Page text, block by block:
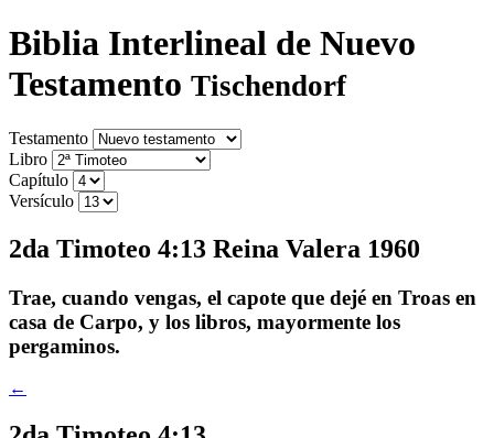
Biblia Interlineal de Nuevo
Testamento Tischendorf
Testamento
Libro
Capítulo
Versículo
2da Timoteo 4:13 Reina Valera 1960
Trae, cuando vengas, el capote que dejé en Troas en
casa de Carpo, y los libros, mayormente los
pergaminos.
←